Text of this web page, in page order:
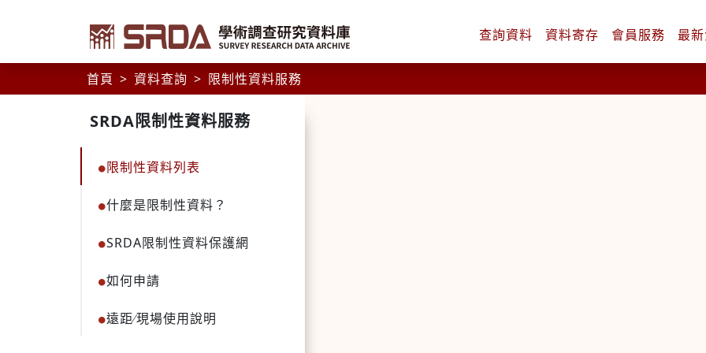
查詢資料 資料寄存 會員服務 最新
首頁 資料查詢 限制性資料服務
SRDA限制性資料服務
SRDA
限
制
性
資
限制性資料列表
什麼是限制性資料？
SRDA限制性資料保護網
如何申請
遠距∕現場使用說明